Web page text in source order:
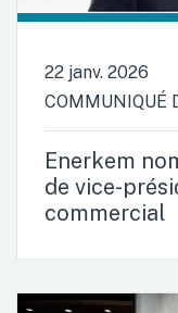
22 janv. 2026
COMMUNIQUÉ
Enerkem
de vice-
commercial